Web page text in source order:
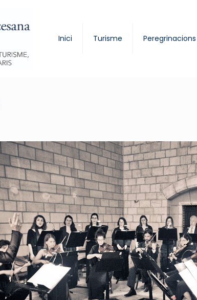
Inici Turisme Peregrinacions